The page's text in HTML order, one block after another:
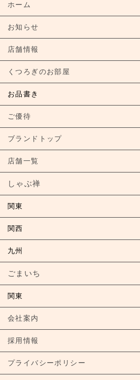
ホーム
お知らせ
店舗情報
くつろぎのお部屋
お品書き
ご優待
ブランドトップ
店舗一覧
しゃぶ禅
関東
関西
九州
ごまいち
関東
会社案内
採用情報
プライバシーポリシー